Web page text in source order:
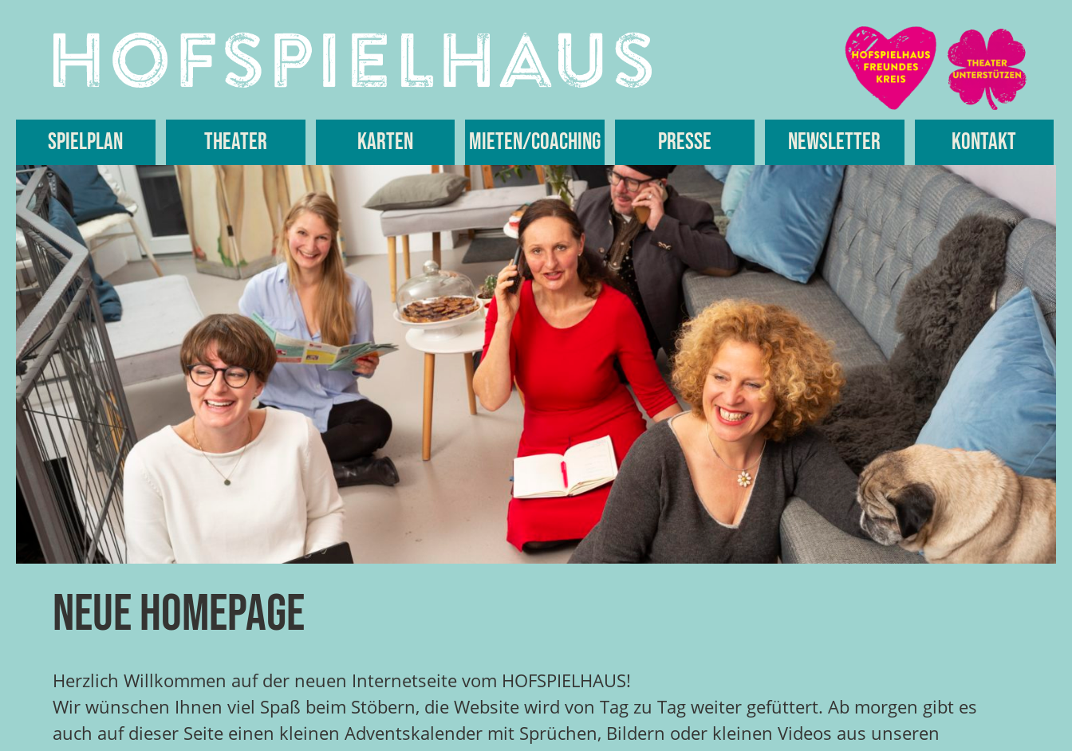
Spielplan Theater Karten Mieten/Coaching Presse Newsletter Kontakt
Neue Homepage
Herzlich Willkommen auf der neuen Internetseite vom HOFSPIELHAUS!
Wir wünschen Ihnen viel Spaß beim Stöbern, die Website wird von Tag zu Tag weiter gefüttert. Ab morgen gibt es
auch auf dieser Seite einen kleinen Adventskalender mit Sprüchen, Bildern oder kleinen Videos aus unseren